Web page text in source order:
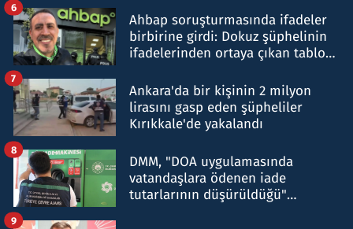
Ahbap soruşturmasında ifadeler
birbirine girdi: Dokuz şüphelinin
ifadelerinden ortaya çıkan tablo
6
Ankara'da bir kişinin 2 milyon
lirasını gasp eden şüpheliler
Kırıkkale'de yakalandı
7
DMM, "DOA uygulamasında
vatandaşlara ödenen iade
tutarlarının düşürüldüğü"
8
9